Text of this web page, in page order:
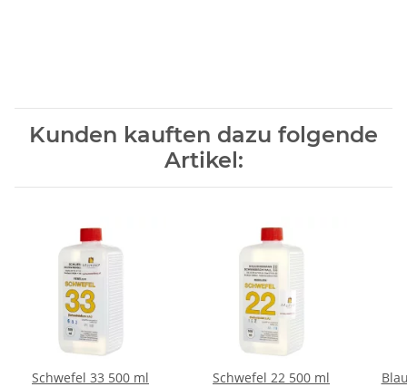
Kunden kauften dazu folgende
Artikel:
Schwefel 33 500 ml
Schwefel 22 500 ml